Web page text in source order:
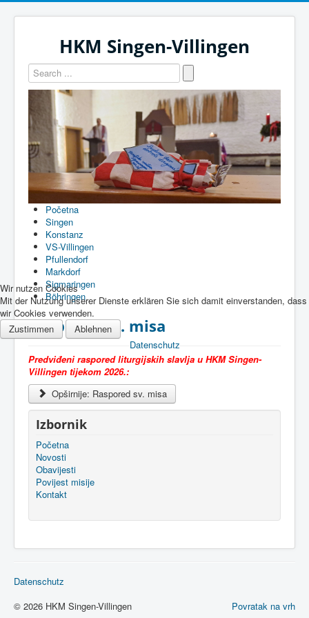
HKM Singen-Villingen
Početna
Singen
Konstanz
VS-Villingen
Pfullendorf
Markdorf
Sigmaringen
Böhringen
Raspored sv. misa
Predviđeni raspored liturgijskih slavlja u HKM Singen-
Villingen tijekom 2026.:
Opširnije: Raspored sv. misa
Izbornik
Početna
Novosti
Obavijesti
Povijest misije
Kontakt
Datenschutz
Povratak na vrh
© 2026 HKM Singen-Villingen
Wir nutzen Cookies
Mit der Nutzung unserer Dienste erklären Sie sich damit einverstanden, dass
wir Cookies verwenden.
Zustimmen
Ablehnen
Datenschutz